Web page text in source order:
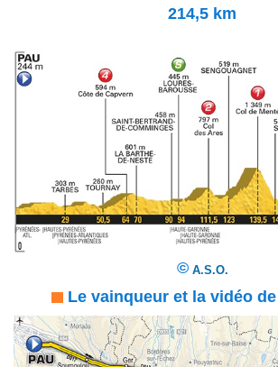
214,5 km
©A.S.O.
Le vainqueur et la vidéo de